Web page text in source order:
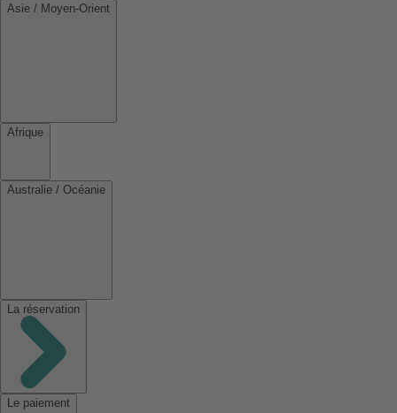
Asie / Moyen-Orient
Afrique
Australie / Océanie
La réservation
Le paiement